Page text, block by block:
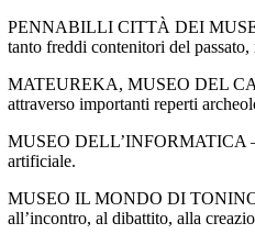
PENNABILLI CITTÀ DEI MUSEI
tanto freddi contenitori del
MATEUREKA, MUSEO DEL
attraverso importanti reperti
MUSEO DELL’INFORMATICA –
artificiale.
MUSEO IL MONDO DI TONINO
all’incontro, al dibattito, alla